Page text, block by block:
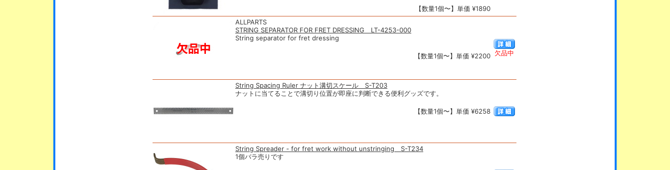
【数量1個〜】単価 ¥1890
ALLPARTS
STRING SEPARATOR FOR FRET DRESSING LT-4253-000
String separator for fret dressing
【数量1個〜】単価 ¥2200 欠品中
String Spacing Ruler ナット溝切スケール S-T203
ナットに当てることで溝切り位置が即座に判断できる便利グッズです。
【数量1個〜】単価 ¥6258
String Spreader - for fret work without unstringing S-T234
1個バラ売りです